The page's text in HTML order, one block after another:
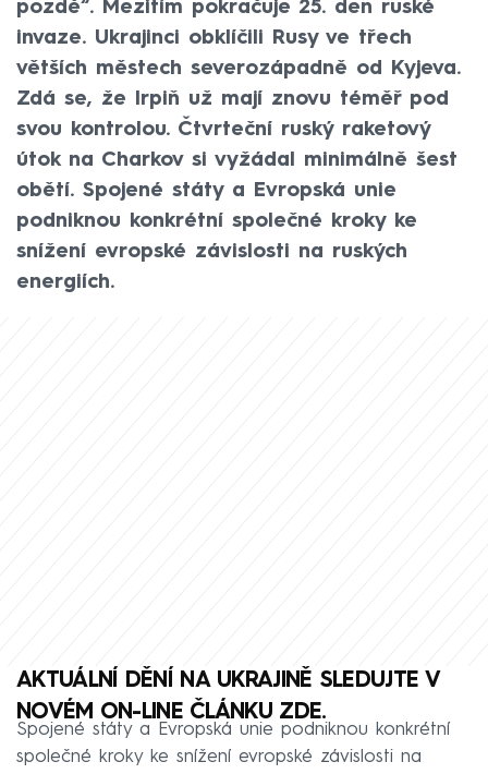
pozdě“. Mezitím pokračuje 25. den ruské
invaze. Ukrajinci obklíčili Rusy ve třech
větších městech severozápadně od Kyjeva.
Zdá se, že Irpiň už mají znovu téměř pod
svou kontrolou. Čtvrteční ruský raketový
útok na Charkov si vyžádal minimálně šest
obětí. Spojené státy a Evropská unie
podniknou konkrétní společné kroky ke
snížení evropské závislosti na ruských
energiích.
AKTUÁLNÍ DĚNÍ NA UKRAJINĚ SLEDUJTE V
NOVÉM ON-LINE ČLÁNKU ZDE.
Spojené státy a Evropská unie podniknou konkrétní
společné kroky ke snížení evropské závislosti na